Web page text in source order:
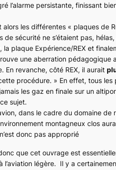
l’alarme persistante, finissant
les différentes « plaques de
sécurité ne s’étaient pas,
plaque Expérience/REX et
une aberration pédagogique
En revanche, côté REX, il aurait
procédure. » En effet, tous les
les gaz en finale sur un
sujet.
dans le cadre du domaine de
montagneux clos
donc pas approprié
que cet ouvrage est
l’aviation légère. Il y a